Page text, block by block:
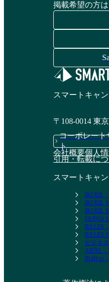
QQEnglishのオンラ
資料請求リストに追加
掲載希望の方
スマートキャ
〒108-0014 東
コーポレート
ト
会社概要個人
引用・転載に
スマートキャ
BOXIL -
BOXIL
BOXIL
JAPAN
BALES
BALES
ビジネ
ADXL -
BizHint